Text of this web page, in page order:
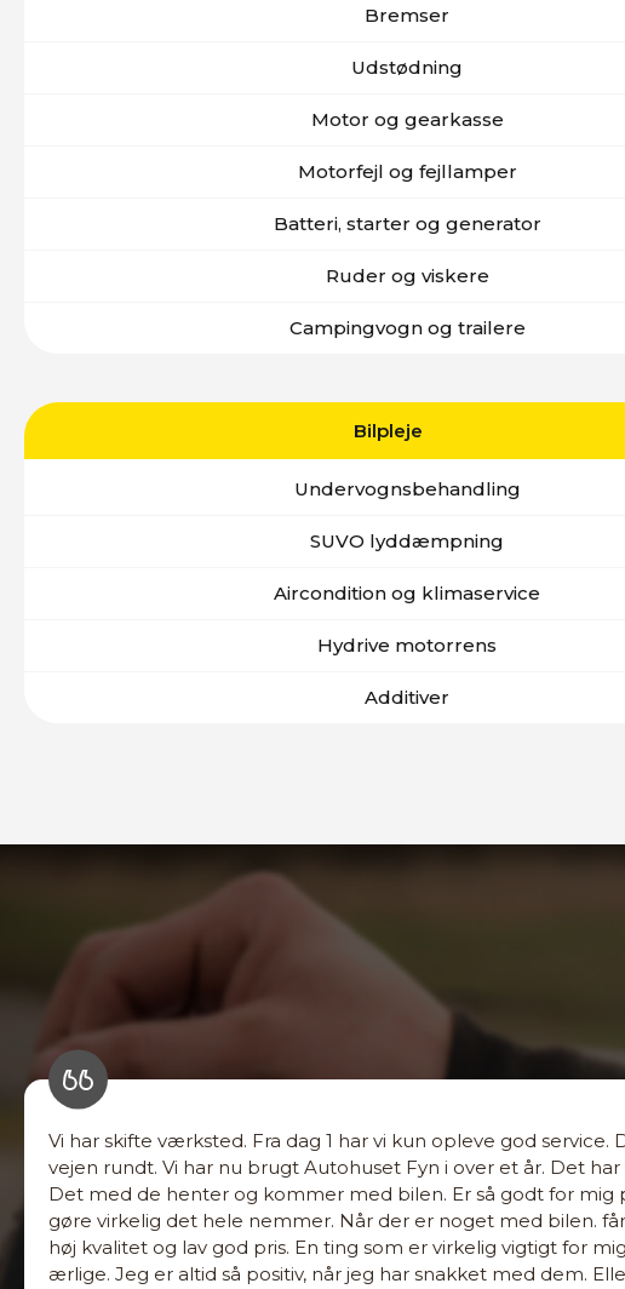
Bremser
Udstødning
Motor og gearkasse
Motorfejl og fejllamper
Batteri, starter og generator
Ruder og viskere
Campingvogn og trailere
Bilpleje
Undervognsbehandling
SUVO lyddæmpning
Aircondition og klimaservice
Hydrive motorrens
Additiver
Vi har skifte værksted. Fra dag 1 har vi kun opleve god service.
vejen rundt. Vi har nu brugt Autohuset Fyn i over et år. Det
Det med de henter og kommer med bilen. Er så godt for mig
gøre virkelig det hele nemmer. Når der er noget med bilen.
høj kvalitet og lav god pris. En ting som er virkelig vigtigt for
ærlige. Jeg er altid så positiv, når jeg har snakket med dem.